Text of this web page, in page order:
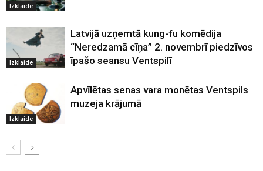
Izklaide
Izklaide
Latvijā uzņemtā kung-fu komēdija
“Neredzamā cīņa” 2. novembrī piedzīvos
īpašo seansu Ventspilī
Izklaide
Apvīlētas senas vara monētas Ventspils
muzeja krājumā